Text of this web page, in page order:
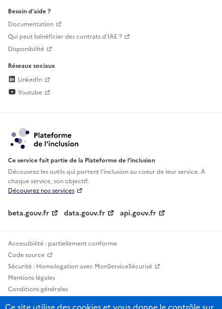
Besoin d'aide ?
Documentation
Qui peut bénéficier des contrats d'IAE ?
Disponibilité
Réseaux sociaux
LinkedIn
Youtube
Ce service fait partie de la Plateforme de l’inclusion
Découvrez les outils qui portent l'inclusion aucoeur de leur service. A
chaque service, son objectif.
Découvrez nos services
beta.gouv.fr data.gouv.fr api.gouv.fr
Accessibilité : partiellement conforme
Code source
Sécurité : Homologation avec MonServiceSécurisé
Mentions légales
Conditions générales